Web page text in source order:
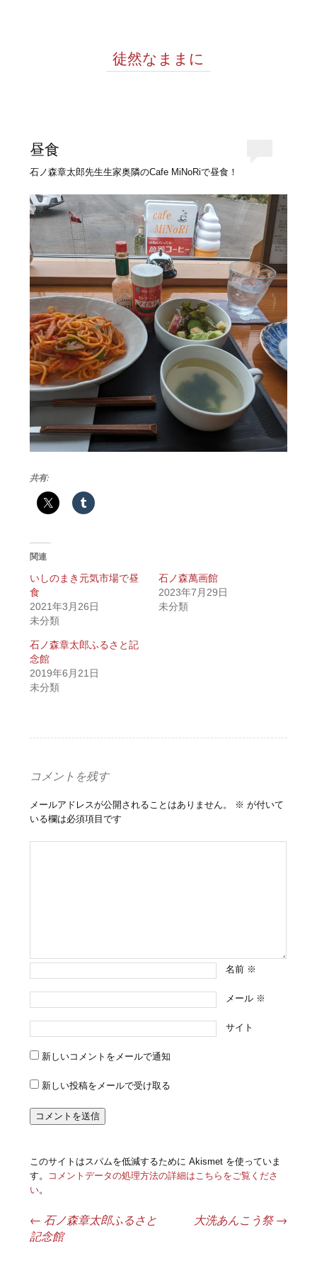
徒然なままに
昼食
石ノ森章太郎先生生家奥隣のCafe MiNoRiで昼食！
共有:
関連
いしのまき元気市場で昼
食
2021年3月26日
未分類
石ノ森萬画館
2023年7月29日
未分類
石ノ森章太郎ふるさと記
念館
2019年6月21日
未分類
コメントを残す
メールアドレスが公開されることはありません。 ※ が付いて
いる欄は必須項目です
名前 ※
メール ※
サイト
新しいコメントをメールで通知
新しい投稿をメールで受け取る
このサイトはスパムを低減するために Akismet を使っていま
す。
コメントデータの処理方法の詳細はこちらをご覧くださ
い。
投稿ナビゲーション
← 石ノ森章太郎ふるさと
記念館
大洗あんこう祭→